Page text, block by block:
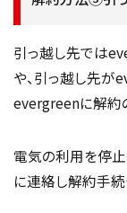
引っ越し先では
や、引っ越し先が
evergreenに解約
電気の利用を停
に連絡し解約手続